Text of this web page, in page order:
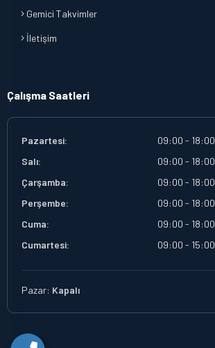
Gemici Takvimler
İletişim
Çalışma Saatleri
Pazartesi:
09:00 - 18:00
Salı:
09:00 - 18:00
Çarşamba:
09:00 - 18:00
Perşembe:
09:00 - 18:00
Cuma:
09:00 - 18:00
Cumartesi:
09:00 - 15:00
Pazar: Kapalı